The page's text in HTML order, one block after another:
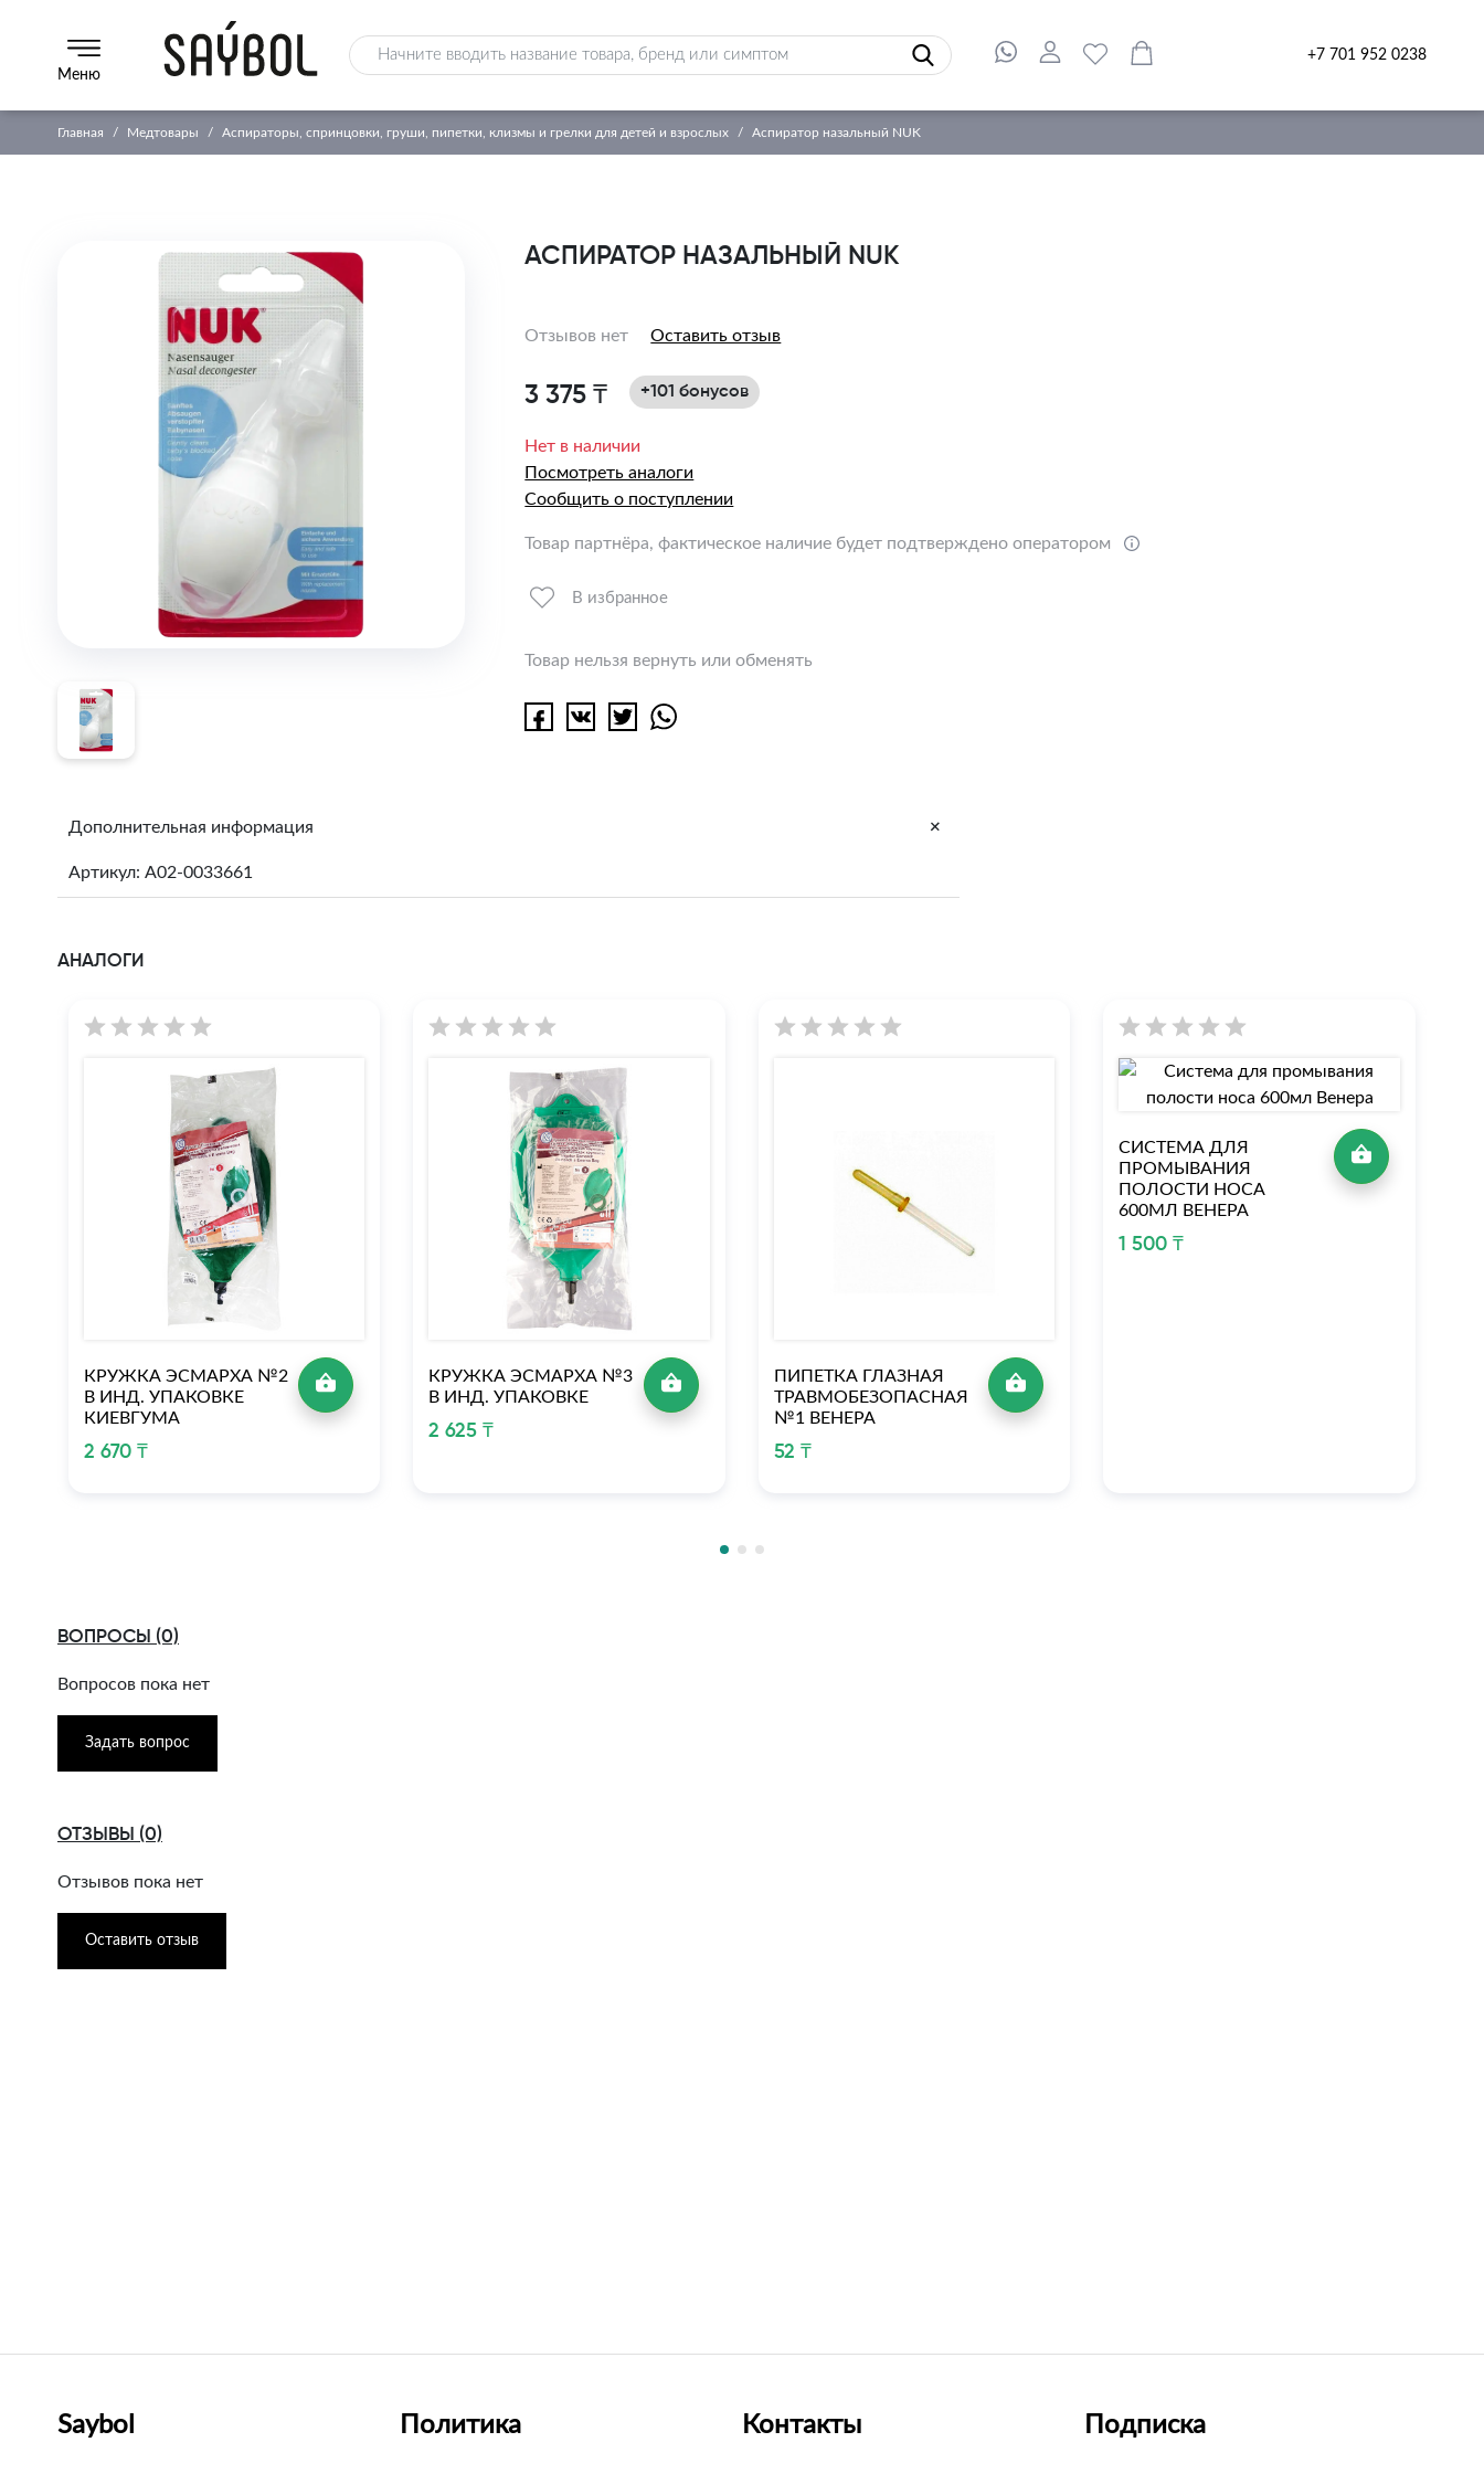
Меню
+7 701 952 0238
Главная Медтовары Аспираторы, спринцовки, груши, пипетки, клизмы и грелки для детей и взрослых Аспиратор назальный NUK
АСПИРАТОР НАЗАЛЬНЫЙ NUK
Отзывов нет Оставить отзыв
3 375 ₸ +101 бонусов
Нет в наличии
Посмотреть аналоги
Сообщить о поступлении
Товар партнёра, фактическое наличие будет подтверждено оператором
В избранное
Товар нельзя вернуть или обменять
Дополнительная информация +
Артикул: A02-0033661
АНАЛОГИ
КРУЖКА ЭСМАРХА №2
В ИНД. УПАКОВКЕ
КИЕВГУМА
2 670 ₸
КРУЖКА ЭСМАРХА №3
В ИНД. УПАКОВКЕ
2 625 ₸
ПИПЕТКА ГЛАЗНАЯ
ТРАВМОБЕЗОПАСНАЯ
№1 ВЕНЕРА
52 ₸
СИСТЕМА ДЛЯ
ПРОМЫВАНИЯ
ПОЛОСТИ НОСА
600МЛ ВЕНЕРА
1 500 ₸
ВОПРОСЫ (0)
Вопросов пока нет
Задать вопрос
ОТЗЫВЫ (0)
Отзывов пока нет
Оставить отзыв
Saybol Политика Контакты Подписка